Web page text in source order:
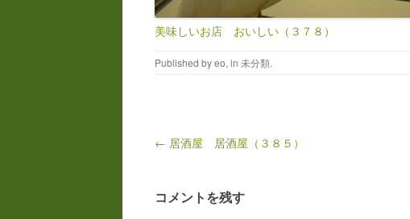
美味しいお店 おいしい（３７８）
Published byeo, in 未分類.
Post navigation
← 居酒屋 居酒屋（３８５）
コメントを残す